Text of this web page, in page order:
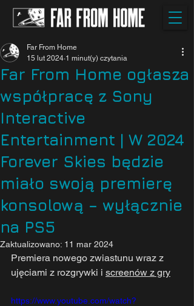
Far From Home ogłasza
współpracę z Sony
Interactive
Entertainment | W 2024
Forever Skies będzie
miało swoją premierę
konsolową – wyłącznie
na PS5
Far From Home
15 lut 2024 1 minut(y) czytania
Zaktualizowano: 11 mar 2024
Premiera nowego zwiastunu wraz z
ujęciami z rozgrywki i screenów z gry
https://www.youtube.com/watch?